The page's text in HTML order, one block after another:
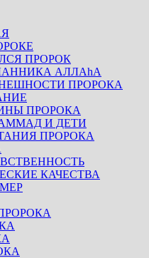
ПРОРОК
АЛЛАhА
ПРОРОКА
ПРОРОКА
И ДЕТИ
ПРОРОКА
КАЧЕСТВА